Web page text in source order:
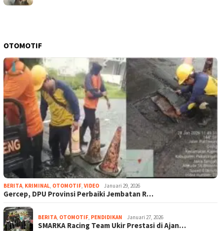
OTOMOTIF
BERITA, KRIMINAL, OTOMOTIF, VIDEO Januari 29, 2026
Gercep, DPU Provinsi Perbaiki Jembatan R…
BERITA, OTOMOTIF, PENDIDIKAN Januari 27, 2026
SMARKA Racing Team Ukir Prestasi di Ajan…